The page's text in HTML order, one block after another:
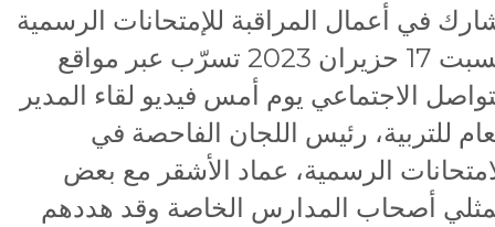
في أعمال المراقبة للإمتحانات الرسمية
السبت 17 حزيران 2023 تسرّب عبر مواقع
الاجتماعي يوم أمس فيديو لقاء المدير
للتربية، رئيس اللجان الفاحصة في
الرسمية، عماد الأشقر مع بعض
أصحاب المدارس الخاصة وقد هددهم